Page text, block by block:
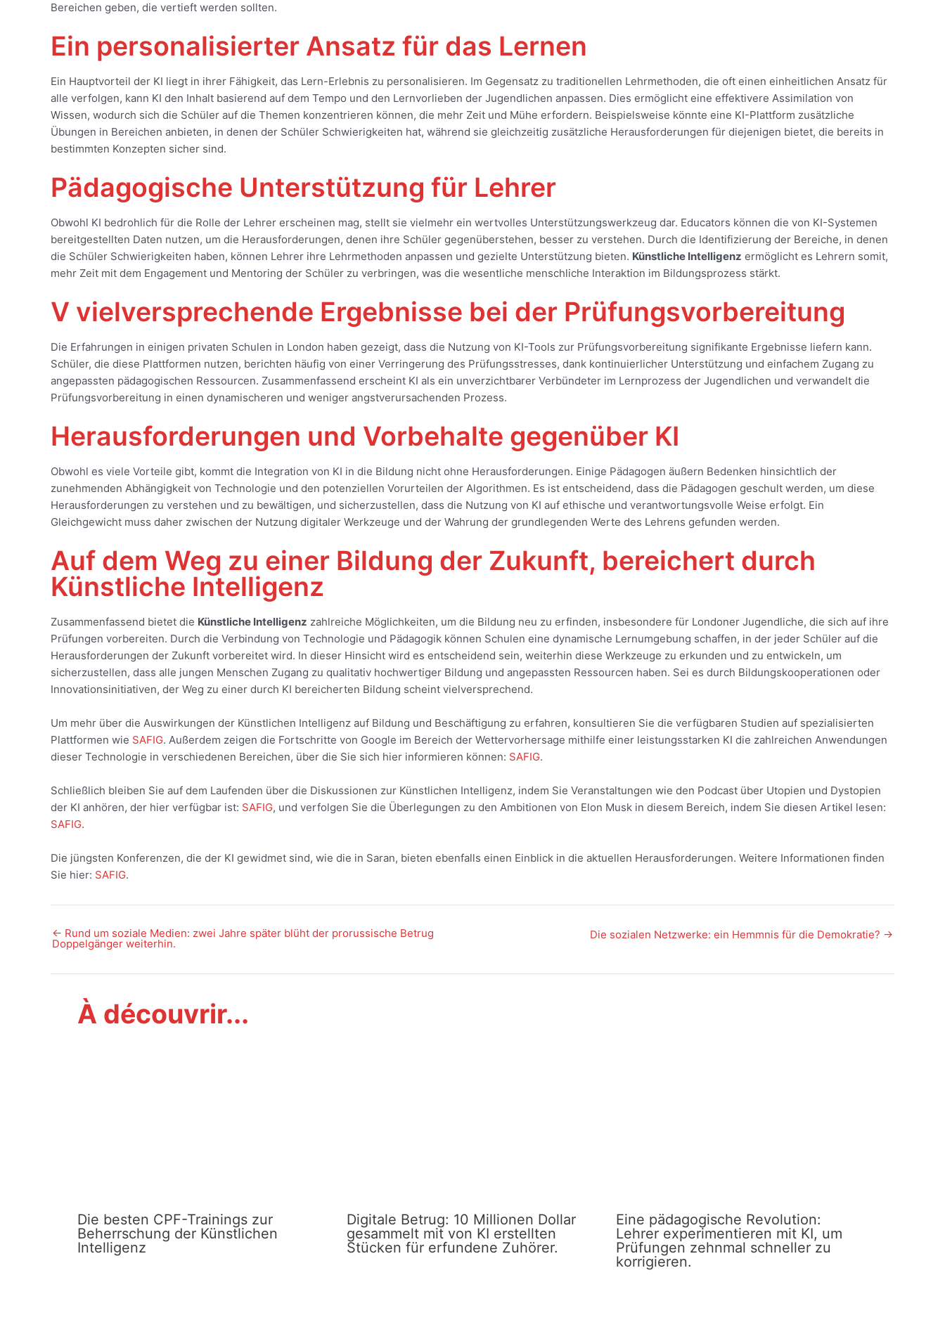
Bereichen geben, die vertieft werden sollten.
Ein personalisierter Ansatz für das Lernen
Ein Hauptvorteil der KI liegt in ihrer Fähigkeit, das Lern-Erlebnis zu personalisieren. Im Gegensatz zu traditionellen Lehrmethoden, die oft einen einheitlichen Ansatz für
alle verfolgen, kann KI den Inhalt basierend auf dem Tempo und den Lernvorlieben der Jugendlichen anpassen. Dies ermöglicht eine effektivere Assimilation von
Wissen, wodurch sich die Schüler auf die Themen konzentrieren können, die mehr Zeit und Mühe erfordern. Beispielsweise könnte eine KI-Plattform zusätzliche
Übungen in Bereichen anbieten, in denen der Schüler Schwierigkeiten hat, während sie gleichzeitig zusätzliche Herausforderungen für diejenigen bietet, die bereits in
bestimmten Konzepten sicher sind.
Pädagogische Unterstützung für Lehrer
Obwohl KI bedrohlich für die Rolle der Lehrer erscheinen mag, stellt sie vielmehr ein wertvolles Unterstützungswerkzeug dar. Educators können die von KI-Systemen
bereitgestellten Daten nutzen, um die Herausforderungen, denen ihre Schüler gegenüberstehen, besser zu verstehen. Durch die Identifizierung der Bereiche, in denen
die Schüler Schwierigkeiten haben, können Lehrer ihre Lehrmethoden anpassen und gezielte Unterstützung bieten. Künstliche Intelligenz ermöglicht es Lehrern somit,
mehr Zeit mit dem Engagement und Mentoring der Schüler zu verbringen, was die wesentliche menschliche Interaktion im Bildungsprozess stärkt.
V vielversprechende Ergebnisse bei der Prüfungsvorbereitung
Die Erfahrungen in einigen privaten Schulen in London haben gezeigt, dass die Nutzung von KI-Tools zur Prüfungsvorbereitung signifikante Ergebnisse liefern kann.
Schüler, die diese Plattformen nutzen, berichten häufig von einer Verringerung des Prüfungsstresses, dank kontinuierlicher Unterstützung und einfachem Zugang zu
angepassten pädagogischen Ressourcen. Zusammenfassend erscheint KI als ein unverzichtbarer Verbündeter im Lernprozess der Jugendlichen und verwandelt die
Prüfungsvorbereitung in einen dynamischeren und weniger angstverursachenden Prozess.
Herausforderungen und Vorbehalte gegenüber KI
Obwohl es viele Vorteile gibt, kommt die Integration von KI in die Bildung nicht ohne Herausforderungen. Einige Pädagogen äußern Bedenken hinsichtlich der
zunehmenden Abhängigkeit von Technologie und den potenziellen Vorurteilen der Algorithmen. Es ist entscheidend, dass die Pädagogen geschult werden, um diese
Herausforderungen zu verstehen und zu bewältigen, und sicherzustellen, dass die Nutzung von KI auf ethische und verantwortungsvolle Weise erfolgt. Ein
Gleichgewicht muss daher zwischen der Nutzung digitaler Werkzeuge und der Wahrung der grundlegenden Werte des Lehrens gefunden werden.
Auf dem Weg zu einer Bildung der Zukunft, bereichert durch
Künstliche Intelligenz
Zusammenfassend bietet die Künstliche Intelligenz zahlreiche Möglichkeiten, um die Bildung neu zu erfinden, insbesondere für Londoner Jugendliche, die sich auf ihre
Prüfungen vorbereiten. Durch die Verbindung von Technologie und Pädagogik können Schulen eine dynamische Lernumgebung schaffen, in der jeder Schüler auf die
Herausforderungen der Zukunft vorbereitet wird. In dieser Hinsicht wird es entscheidend sein, weiterhin diese Werkzeuge zu erkunden und zu entwickeln, um
sicherzustellen, dass alle jungen Menschen Zugang zu qualitativ hochwertiger Bildung und angepassten Ressourcen haben. Sei es durch Bildungskooperationen oder
Innovationsinitiativen, der Weg zu einer durch KI bereicherten Bildung scheint vielversprechend.
Um mehr über die Auswirkungen der Künstlichen Intelligenz auf Bildung und Beschäftigung zu erfahren, konsultieren Sie die verfügbaren Studien auf spezialisierten
Plattformen wie SAFIG. Außerdem zeigen die Fortschritte von Google im Bereich der Wettervorhersage mithilfe einer leistungsstarken KI die zahlreichen Anwendungen
dieser Technologie in verschiedenen Bereichen, über die Sie sich hier informieren können: SAFIG.
Schließlich bleiben Sie auf dem Laufenden über die Diskussionen zur Künstlichen Intelligenz, indem Sie Veranstaltungen wie den Podcast über Utopien und Dystopien
der KI anhören, der hier verfügbar ist: SAFIG, und verfolgen Sie die Überlegungen zu den Ambitionen von Elon Musk in diesem Bereich, indem Sie diesen Artikel lesen:
SAFIG.
Die jüngsten Konferenzen, die der KI gewidmet sind, wie die in Saran, bieten ebenfalls einen Einblick in die aktuellen Herausforderungen. Weitere Informationen finden
Sie hier: SAFIG.
Post
navigation
← Rund um soziale Medien: zwei Jahre später blüht der prorussische Betrug
Doppelgänger weiterhin.
Die sozialen Netzwerke: ein Hemmnis für die Demokratie? →
À découvrir...
Die besten CPF-Trainings zur
Beherrschung der Künstlichen
Intelligenz
Digitale Betrug: 10 Millionen Dollar
gesammelt mit von KI erstellten
Stücken für erfundene Zuhörer.
Eine pädagogische Revolution:
Lehrer experimentieren mit KI, um
Prüfungen zehnmal schneller zu
korrigieren.